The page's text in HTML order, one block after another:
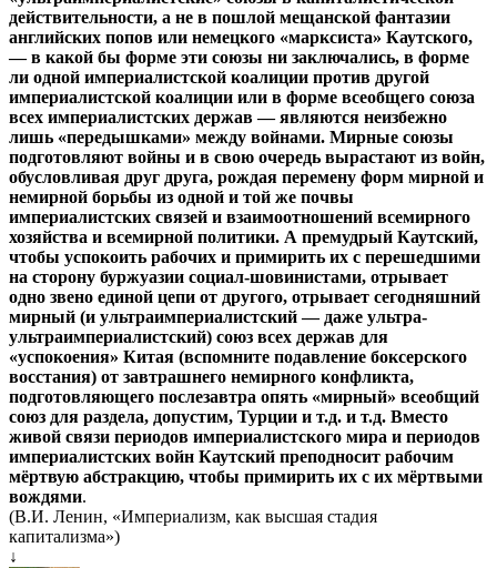
действительности, а не в пошлой мещанской фантазии
английских попов или немецкого «марксиста» Каутского,
— в какой бы форме эти союзы ни заключались, в форме
ли одной империалистской коалиции против другой
империалистской коалиции или в форме всеобщего союза
всех империалистских держав — являются неизбежно
лишь «передышками» между войнами. Мирные союзы
подготовляют войны и в свою очередь вырастают из войн,
обусловливая друг друга, рождая перемену форм мирной и
немирной борьбы из одной и той же почвы
империалистских связей и взаимоотношений всемирного
хозяйства и всемирной политики. А премудрый Каутский,
чтобы успокоить рабочих и примирить их с перешедшими
на сторону буржуазии социал-шовинистами, отрывает
одно звено единой цепи от другого, отрывает сегодняшний
мирный (и ультраимпериалистский — даже ультра-
ультраимпериалистский) союз всех держав для
«успокоения» Китая (вспомните подавление боксерского
восстания) от завтрашнего немирного конфликта,
подготовляющего послезавтра опять «мирный» всеобщий
союз для раздела, допустим, Турции и т.д. и т.д. Вместо
живой связи периодов империалистского мира и периодов
империалистских войн Каутский преподносит рабочим
мёртвую абстракцию, чтобы примирить их с их мёртвыми
вождями.
(В.И. Ленин, «Империализм, как высшая стадия
капитализма»)
↓